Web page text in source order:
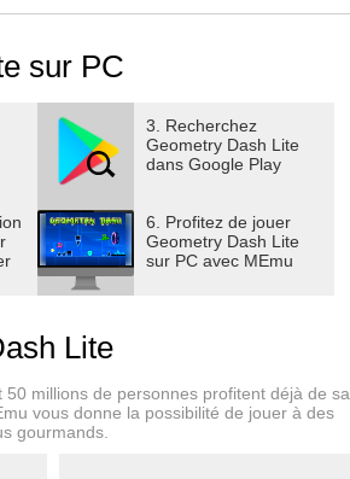
personnage !
!
sur PC
3. Recherchez
Geometry Dash Lite
dans Google Play
6. Profitez de jouer
Geometry Dash Lite
sur PC avec MEmu
Lite
millions de personnes profitent déjà de sa
vous donne la possibilité de jouer à des
gourmands.